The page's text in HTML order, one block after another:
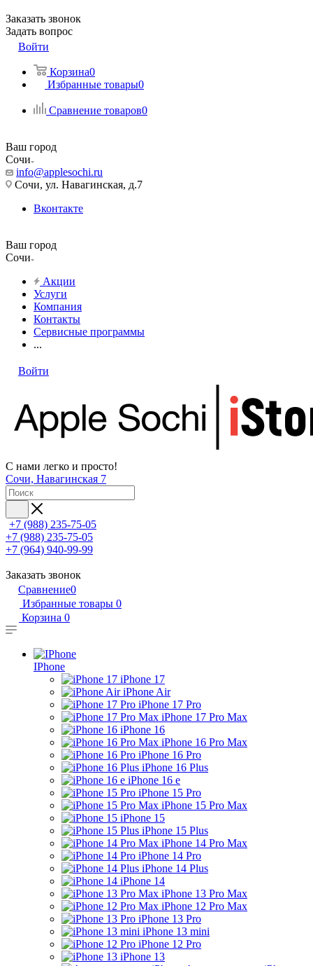
Заказать звонок
Задать вопрос
Войти
Корзина0
Избранные товары0
Сравнение товаров0
Ваш город
Сочи
info@applesochi.ru
Сочи, ул. Навагинская, д.7
Вконтакте
Ваш город
Сочи
Акции
Услуги
Компания
Контакты
Сервисные программы
...
Войти
С нами легко и просто!
Сочи, Навагинская 7
+7 (988) 235-75-05
+7 (988) 235-75-05
+7 (964) 940-99-99
Заказать звонок
Сравнение0
Избранные товары 0
Корзина 0
IPhone
iPhone 17
iPhone Air
iPhone 17 Pro
iPhone 17 Pro Max
iPhone 16
iPhone 16 Pro Max
iPhone 16 Pro
iPhone 16 Plus
iPhone 16 e
iPhone 15 Pro
iPhone 15 Pro Max
iPhone 15
iPhone 15 Plus
iPhone 14 Pro Max
iPhone 14 Pro
iPhone 14 Plus
iPhone 14
iPhone 13 Pro Max
iPhone 12 Pro Max
iPhone 13 Pro
iPhone 13 mini
iPhone 12 Pro
iPhone 13